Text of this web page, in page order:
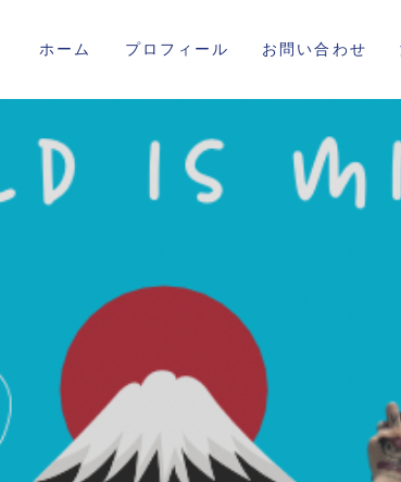
ホーム プロフィール お問い合わせ